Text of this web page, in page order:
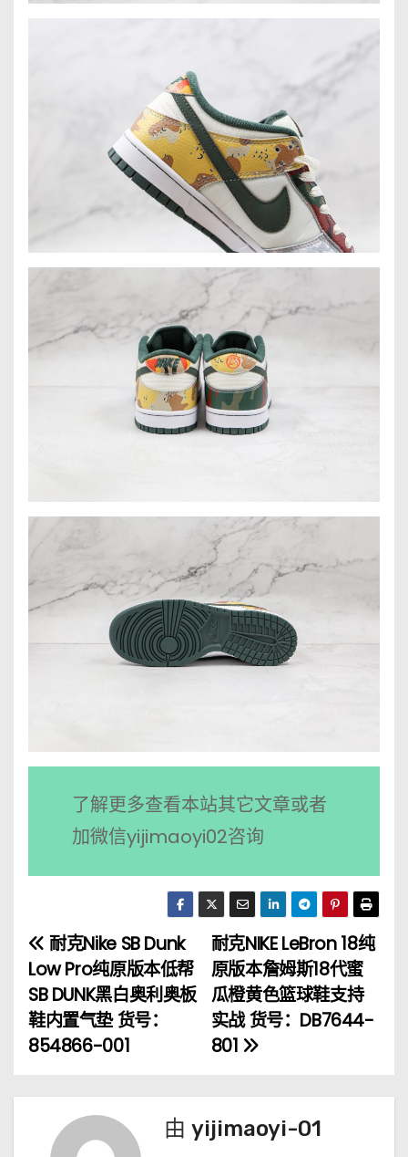
了解更多查看本站其它文章或者
加微信yijimaoyi02咨询
文
章
导
耐克NIKE LeBron 18纯
原版本詹姆斯18代蜜
瓜橙黄色篮球鞋支持
实战 货号：DB7644-
801
耐克Nike SB Dunk
Low Pro纯原版本低帮
SB DUNK黑白奥利奥板
鞋内置气垫 货号：
854866-001
由 yijimaoyi-01